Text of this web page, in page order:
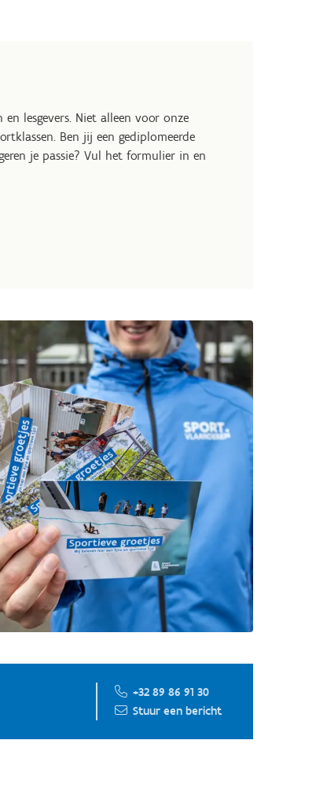
lesgevers. Niet alleen voor onze
Ben jij een gediplomeerde
je passie? Vul het formulier in en
+32 89 86 91 30
Stuur een bericht